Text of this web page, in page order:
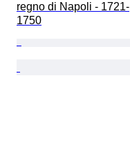
regno di Napoli - 1721-
1750